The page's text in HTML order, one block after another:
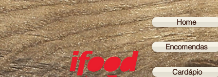
Home
Encomendas
Cardápio